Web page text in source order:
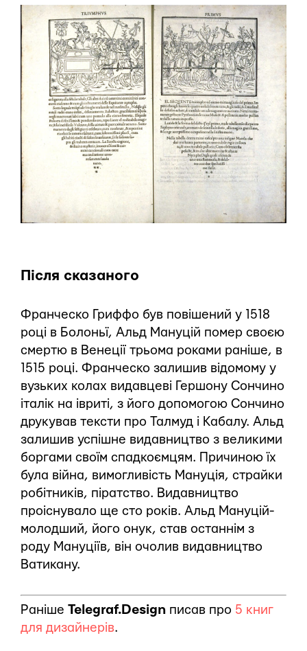
Після сказаного
Франческо Гриффо був повішений у 1518
році в Болоньї, Альд Мануцій помер своєю
смертю в Венеції трьома роками раніше, в
1515 році. Франческо залишив відомому у
вузьких колах видавцеві Гершону Сончино
італік на івриті, з його допомогою Сончино
друкував тексти про Талмуд і Кабалу. Альд
залишив успішне видавництво з великими
боргами своїм спадкоємцям. Причиною їх
була війна, вимогливість Мануція, страйки
робітників, піратство. Видавництво
проіснувало ще сто років. Альд Мануцій-
молодший, його онук, став останнім з
роду Мануціїв, він очолив видавництво
Ватикану.
Раніше Telegraf.Design писав про 5 книг
для дизайнерів.